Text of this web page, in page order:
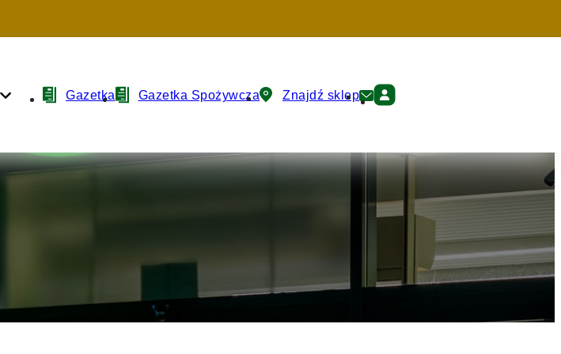
NawigacjaGazetka Gazetka Spożywcza Znajdź sklep